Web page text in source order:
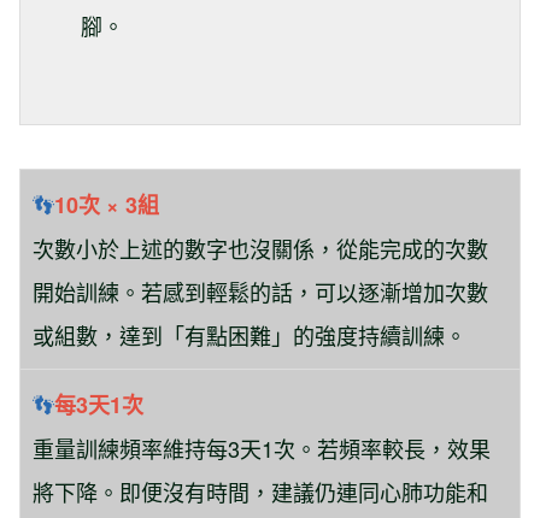
腳。
👣10次 × 3組
次數小於上述的數字也沒關係，從能完成的次數
開始訓練。若感到輕鬆的話，可以逐漸增加次數
或組數，達到「有點困難」的強度持續訓練。
👣每3天1次
重量訓練頻率維持每3天1次。若頻率較長，效果
將下降。即便沒有時間，建議仍連同心肺功能和